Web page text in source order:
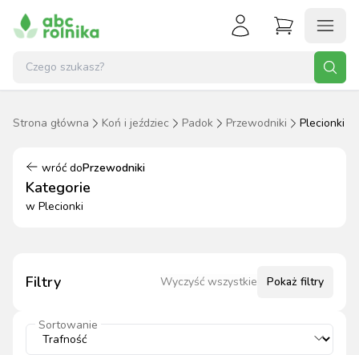
Strona główna Koń i jeździec Padok Przewodniki Plecionki
wróć doPrzewodniki
Kategorie
w Plecionki
Filtry Wyczyść wszystkie Pokaż filtry
Sortowanie